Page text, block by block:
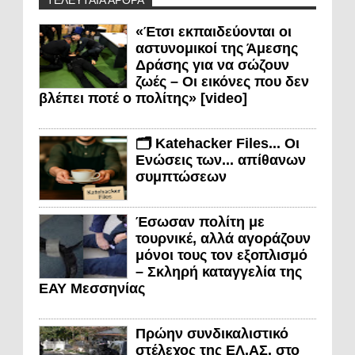
«Έτσι εκπαιδεύονται οι
αστυνομικοί της Άμεσης
Δράσης για να σώζουν
ζωές – Οι εικόνες που δεν
βλέπει ποτέ ο πολίτης» [video]
🗂️ Katehacker Files... Οι
Ενώσεις των... απίθανων
συμπτώσεων
Έσωσαν πολίτη με
τουρνικέ, αλλά αγοράζουν
μόνοι τους τον εξοπλισμό
– Σκληρή καταγγελία της
ΕΑΥ Μεσσηνίας
Πρώην συνδικαλιστικό
στέλεχος της ΕΛ.ΑΣ. στο